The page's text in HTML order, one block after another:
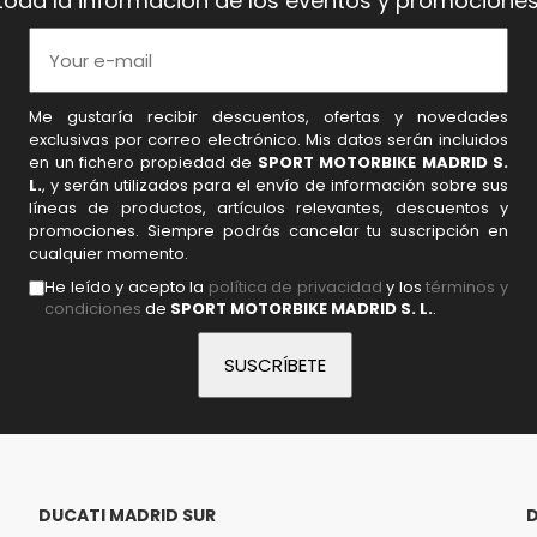
Me gustaría recibir descuentos, ofertas y novedades
exclusivas por correo electrónico. Mis datos serán incluidos
en un fichero propiedad de SPORT MOTORBIKE MADRID S.
L., y serán utilizados para el envío de información sobre sus
líneas de productos, artículos relevantes, descuentos y
promociones. Siempre podrás cancelar tu suscripción en
cualquier momento.
He leído y acepto la política de privacidad y lostérminos y
condiciones de SPORT MOTORBIKE MADRID S. L..
DUCATI MADRID SUR